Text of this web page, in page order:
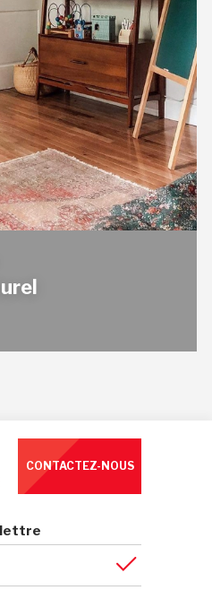
CONTACTEZ-NOUS